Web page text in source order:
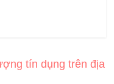
tín dụng trên địa